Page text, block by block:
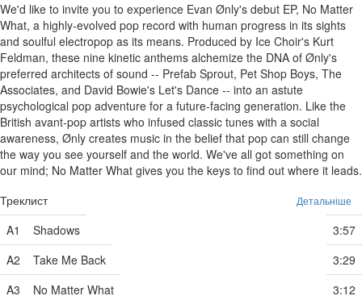
We'd like to invite you to experience Evan Ønly's debut EP, No Matter
What, a highly-evolved pop record with human progress in its sights
and soulful electropop as its means. Produced by Ice Choir's Kurt
Feldman, these nine kinetic anthems alchemize the DNA of Ønly's
preferred architects of sound -- Prefab Sprout, Pet Shop Boys, The
Associates, and David Bowie's Let's Dance -- into an astute
psychological pop adventure for a future-facing generation. Like the
British avant-pop artists who infused classic tunes with a social
awareness, Ønly creates music in the belief that pop can still change
the way you see yourself and the world. We've all got something on
our mind; No Matter What gives you the keys to find out where it leads.
Треклист
Детальніше
A1 Shadows
3:57
A2
Take Me Back
3:29
A3
No Matter What
3:12